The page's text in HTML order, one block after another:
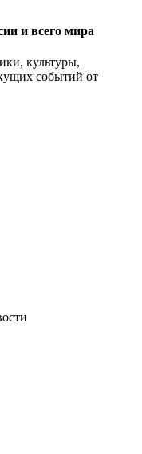
и всего мира
культуры,
событий от